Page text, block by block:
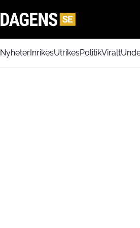
NyheterInrikesUtrikesPolitikViralt